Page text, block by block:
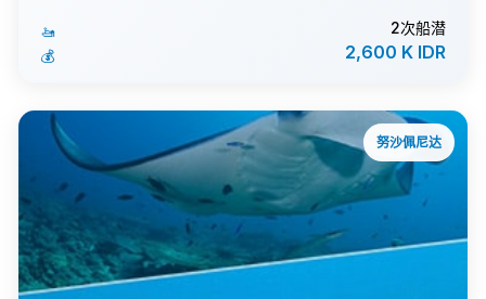
🚤
2次船潜
💰
2,600 K IDR
ℹ️
努沙佩尼达